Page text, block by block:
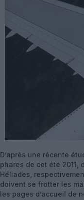
D’après une récente
phares de cet été 2011,
Héliades,
doivent se frotter les
les pages d’accueil de